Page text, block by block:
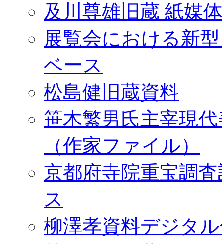
及川尊雄旧蔵 紙媒
展覧会における新
ベース
松島健旧蔵資料
笹木繁男氏主宰現
（作家ファイル）
京都府寺院重宝調
ス
柳澤孝資料デジタ